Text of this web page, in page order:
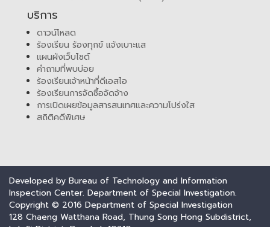
บริการ
ดาวน์โหลด
ร้องเรียน ร้องทุกข์ แจ้งเบาะแส
แผนผังเว็บไซต์
คำถามที่พบบ่อย
ร้องเรียนเจ้าหน้าที่ดีเอสไอ
ร้องเรียนการจัดซื้อจัดจ้าง
การเปิดเผยข้อมูลสารสนเทศและความโปร่งใส
สถิติคดีพิเศษ
Developed by Bureau of Technology and Information
Inspection Center. Department of Special Investigation.
Copyright © 2016 Department of Special Investigation
128 Chaeng Watthana Road, Thung Song Hong Subdistrict,